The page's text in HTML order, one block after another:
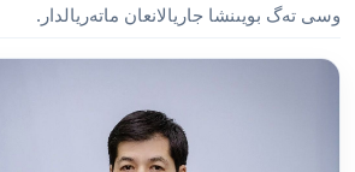
وسى تەگ بويىنشا جاريالانعان ماتەريالدار.